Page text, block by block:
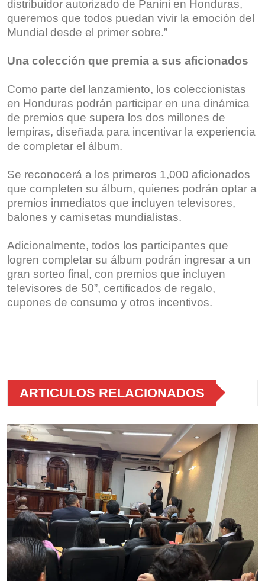
distribuidor autorizado de Panini en Honduras,
queremos que todos puedan vivir la emoción del
Mundial desde el primer sobre.”
Una colección que premia a sus aficionados
Como parte del lanzamiento, los coleccionistas
en Honduras podrán participar en una dinámica
de premios que supera los dos millones de
lempiras, diseñada para incentivar la experiencia
de completar el álbum.
Se reconocerá a los primeros 1,000 aficionados
que completen su álbum, quienes podrán optar a
premios inmediatos que incluyen televisores,
balones y camisetas mundialistas.
Adicionalmente, todos los participantes que
logren completar su álbum podrán ingresar a un
gran sorteo final, con premios que incluyen
televisores de 50”, certificados de regalo,
cupones de consumo y otros incentivos.
ARTICULOS RELACIONADOS